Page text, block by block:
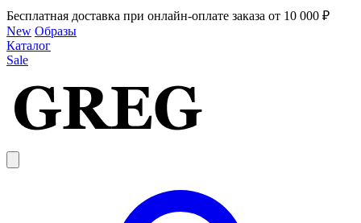
Бесплатная доставка при онлайн-оплате заказа от 10 000 ₽
New Образы
Каталог
Sale